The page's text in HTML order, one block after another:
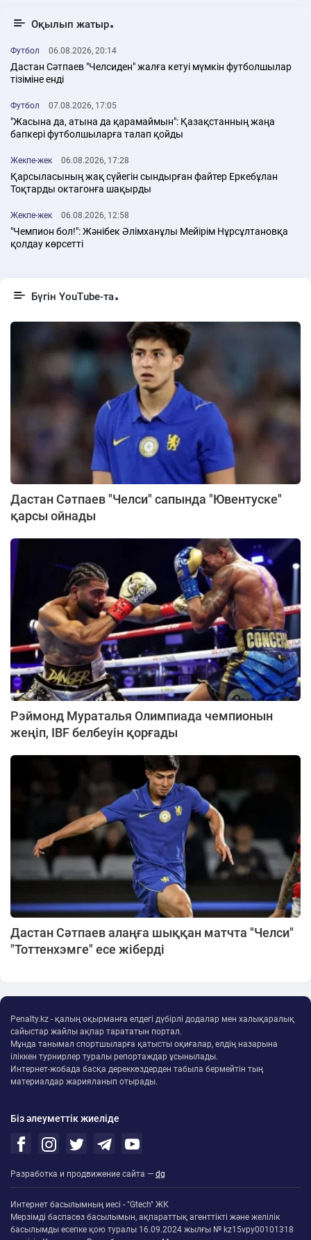
Оқылып жатыр
Футбол 06.08.2026, 20:14
Дастан Сәтпаев "Челсиден" жалға кетуі мүмкін футболшылар
тізіміне енді
Футбол 07.08.2026, 17:05
"Жасына да, атына да қарамаймын": Қазақстанның жаңа
бапкері футболшыларға талап қойды
Жекпе-жек 06.08.2026, 17:28
Қарсыласының жақ сүйегін сындырған файтер Еркебұлан
Тоқтарды октагонға шақырды
Жекпе-жек 06.08.2026, 12:58
"Чемпион бол!": Жәнібек Әлімханұлы Мейірім Нұрсұлтановқа
қолдау көрсетті
Бүгін YouTube-та
Дастан Сәтпаев "Челси" сапында "Ювентуске"
қарсы ойнады
Рэймонд Мураталья Олимпиада чемпионын
жеңіп, IBF белбеуін қорғады
Дастан Сәтпаев алаңға шыққан матчта "Челси"
"Тоттенхэмге" есе жіберді
Penalty.kz - қалың оқырманға елдегі дүбірлі додалар мен халықаралық
сайыстар жайлы ақпар тарататын портал.
Мұнда танымал спортшыларға қатысты оқиғалар, елдің назарына
іліккен турнирлер туралы репортаждар ұсынылады.
Интернет-жобада басқа дереккөздерден табыла бермейтін тың
материалдар жарияланып отырады.
Біз әлеуметтік жиеліде
Разработка и продвижение сайта — dg
Интернет басылымның иесі - "Gtech" ЖК
Мерзімді баспасөз басылымын, ақпараттық агенттікті және желілік
басылымды есепке қою туралы 16.09.2024 жылғы № kz15vpy00101318